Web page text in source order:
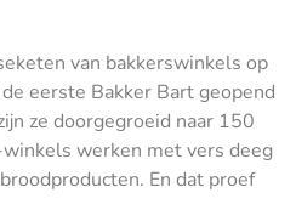
van bakkerswinkels op
eerste Bakker Bart geopend
ze doorgegroeid naar 150
werken met vers deeg
En dat proef